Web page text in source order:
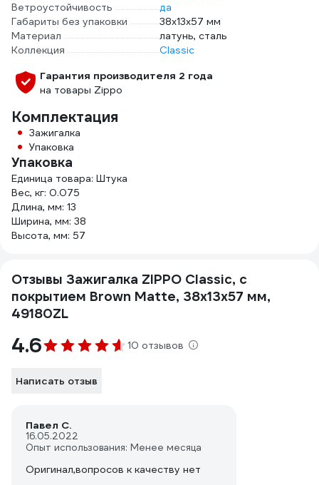
Ветроустойчивость
да
Габариты без упаковки
38x13x57 мм
Материал
латунь, сталь
Коллекция
Classic
Гарантия производителя 2 года
на товары Zippo
Комплектация
Зажигалка
Упаковка
Упаковка
Единица товара: Штука
Вес, кг: 0.075
Длина, мм: 13
Ширина, мм: 38
Высота, мм: 57
Отзывы Зажигалка ZIPPO Classic, с
покрытием Brown Matte, 38x13x57 мм,
49180ZL
4.6 10 отзывов
Написать отзыв
Павел С.
16.05.2022
Опыт использования: Менее месяца
Оригинал,вопросов к качеству нет